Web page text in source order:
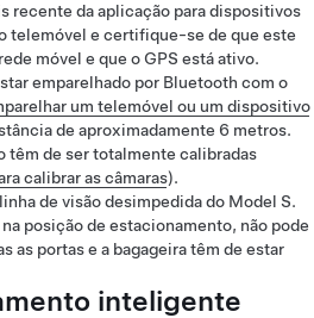
recente da aplicação para dispositivos
telemóvel e certifique-se de que este
móvel e que o GPS está ativo.
emparelhado por Bluetooth com o
um telemóvel ou um dispositivo
de aproximadamente 6 metros.
têm de ser totalmente calibradas
calibrar as câmaras).
de visão desimpedida do Model S.
posição de estacionamento, não pode
as portas e a bagageira têm de estar
inteligente